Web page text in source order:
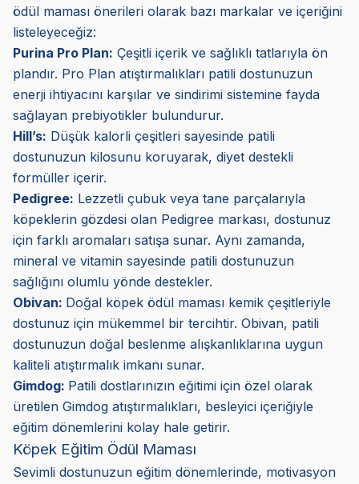
ödül maması önerileri olarak bazı markalar ve içeriğini
listeleyeceğiz:
Purina Pro Plan: Çeşitli içerik ve sağlıklı tatlarıyla ön
plandır. Pro Plan atıştırmalıkları patili dostunuzun
enerji ihtiyacını karşılar ve sindirimi sistemine fayda
sağlayan prebiyotikler bulundurur.
Hill’s: Düşük kalorli çeşitleri sayesinde patili
dostunuzun kilosunu koruyarak, diyet destekli
formüller içerir.
Pedigree: Lezzetli çubuk veya tane parçalarıyla
köpeklerin gözdesi olan Pedigree markası, dostunuz
için farklı aromaları satışa sunar. Aynı zamanda,
mineral ve vitamin sayesinde patili dostunuzun
sağlığını olumlu yönde destekler.
Obivan: Doğal köpek ödül maması kemik çeşitleriyle
dostunuz için mükemmel bir tercihtir. Obivan, patili
dostunuzun doğal beslenme alışkanlıklarına uygun
kaliteli atıştırmalık imkanı sunar.
Gimdog: Patili dostlarınızın eğitimi için özel olarak
üretilen Gimdog atıştırmalıkları, besleyici içeriğiyle
eğitim dönemlerini kolay hale getirir.
Köpek Eğitim Ödül Maması
Sevimli dostunuzun eğitim dönemlerinde, motivasyon